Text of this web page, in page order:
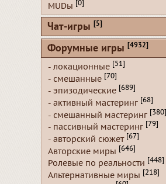
MUDы [0]
Чат-игры [5]
Форумные игры [4932]
- локационные [51]
- смешанные [70]
- эпизодические [689]
- активный мастеринг [68]
- смешанный мастеринг [380]
- пассивный мастеринг [79]
- авторский сюжет [67]
Авторские миры [646]
Ролевые по реальности [448]
Альтернативные миры [218]